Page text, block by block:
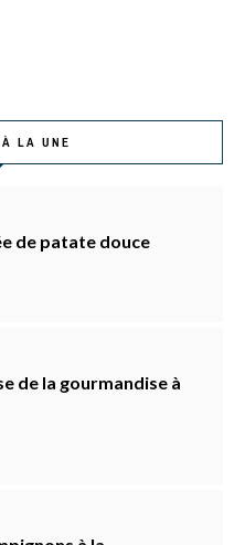
LA UNE
de patate douce
de la gourmandise à